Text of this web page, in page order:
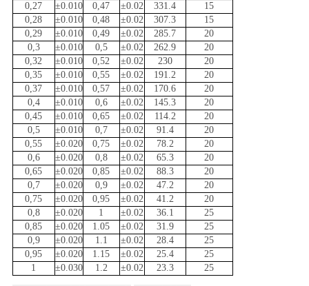
0,27
±0.010 0,47 ±0.02 331.4
15
0,28
±0.010 0,48 ±0.02 307.3
15
0,29
±0.010 0,49 ±0.02 285.7
20
0,3
±0.010 0,5 ±0.02 262.9
20
0,32
±0.010 0,52 ±0.02 230
20
0,35
±0.010 0,55 ±0.02 191.2
20
0,37
±0.010 0,57 ±0.02 170.6
20
0,4
±0.010 0,6 ±0.02 145.3
20
0,45
±0.010 0,65 ±0.02 114.2
20
0,5
±0.010 0,7 ±0.02 91.4
20
0,55
±0.020 0,75 ±0.02 78.2
20
0,6
±0.020 0,8 ±0.02 65.3
20
0,65
±0.020 0,85 ±0.02 88.3
20
0,7
±0.020 0,9 ±0.02 47.2
20
0,75
±0.020 0,95 ±0.02 41.2
20
0,8
±0.020 1 ±0.02 36.1
25
0,85
±0.020 1.05 ±0.02 31.9
25
0,9
±0.020 1.1 ±0.02 28.4
25
0,95
±0.020 1.15 ±0.02 25.4
25
1
±0.030 1.2 ±0.02 23.3 25